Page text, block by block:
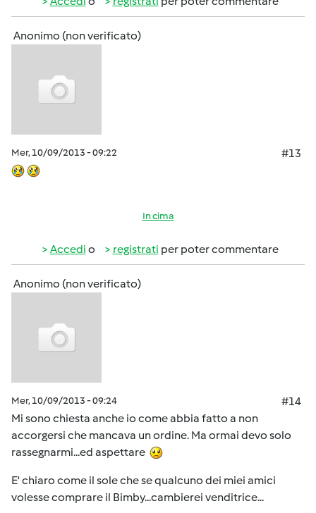
Anonimo (non verificato)
Mer, 10/09/2013 - 09:22 #13
In cima
Accedi o registrati per poter commentare
Anonimo (non verificato)
Mer, 10/09/2013 - 09:24
#14
Mi sono chiesta anche io come abbia fatto a non
accorgersi che mancava un ordine. Ma ormai devo solo
rassegnarmi...ed aspettare
E' chiaro come il sole che se qualcuno dei miei amici
volesse comprare il Bimby...cambierei venditrice...